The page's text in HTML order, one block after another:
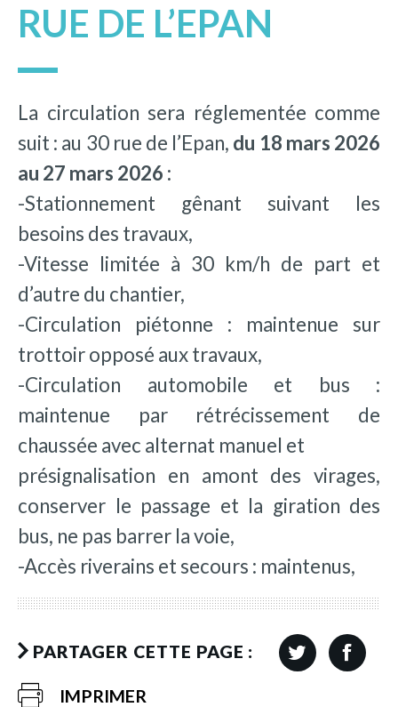
RUE DE L’EPAN
La circulation sera réglementée comme
suit : au 30 rue de l’Epan, du 18 mars 2026
au 27 mars 2026 :
-Stationnement gênant suivant les
besoins des travaux,
-Vitesse limitée à 30 km/h de part et
d’autre du chantier,
-Circulation piétonne : maintenue sur
trottoir opposé aux travaux,
-Circulation automobile et bus :
maintenue par rétrécissement de
chaussée avec alternat manuel et
présignalisation en amont des virages,
conserver le passage et la giration des
bus, ne pas barrer la voie,
-Accès riverains et secours : maintenus,
PARTAGER CETTE PAGE :
IMPRIMER